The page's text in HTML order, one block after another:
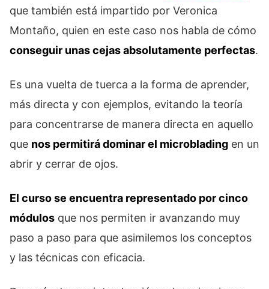
que también está impartido por Veronica
Montaño, quien en este caso nos habla de cómo
conseguir unas cejas absolutamente perfectas.
Es una vuelta de tuerca a la forma de aprender,
más directa y con ejemplos, evitando la teoría
para concentrarse de manera directa en aquello
que nos permitirá dominar el microblading en un
abrir y cerrar de ojos.
El curso se encuentra representado por cinco
módulos que nos permiten ir avanzando muy
paso a paso para que asimilemos los conceptos
y las técnicas con eficacia.